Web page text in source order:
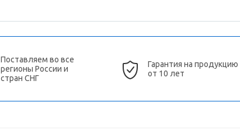
Поставляем во все
регионы России и
стран СНГ
Гарантия на продукцию
от 10 лет